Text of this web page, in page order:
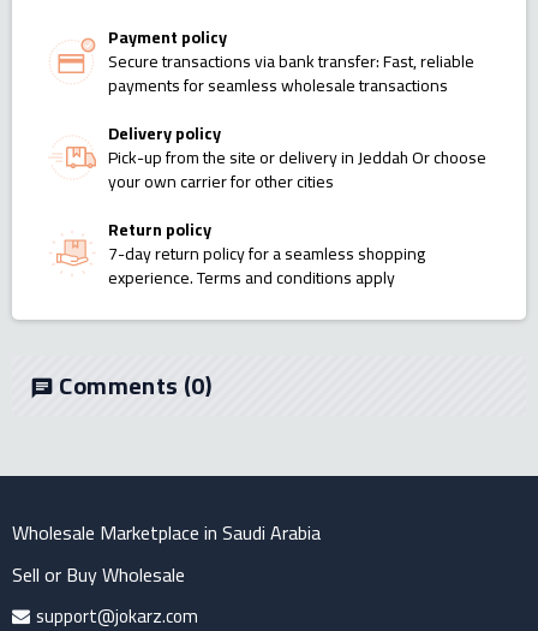
Payment policy
Secure transactions via bank transfer: Fast, reliable
payments for seamless wholesale transactions
Delivery policy
Pick-up from the site or delivery in Jeddah Or choose
your own carrier for other cities
Return policy
7-day return policy for a seamless shopping
experience. Terms and conditions apply
chat Comments(0)
Wholesale Marketplace in Saudi Arabia
Sell or Buy Wholesale
support@jokarz.com